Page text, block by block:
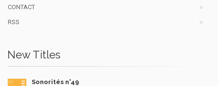
CONTACT
RSS
New Titles
Sonorités n°49